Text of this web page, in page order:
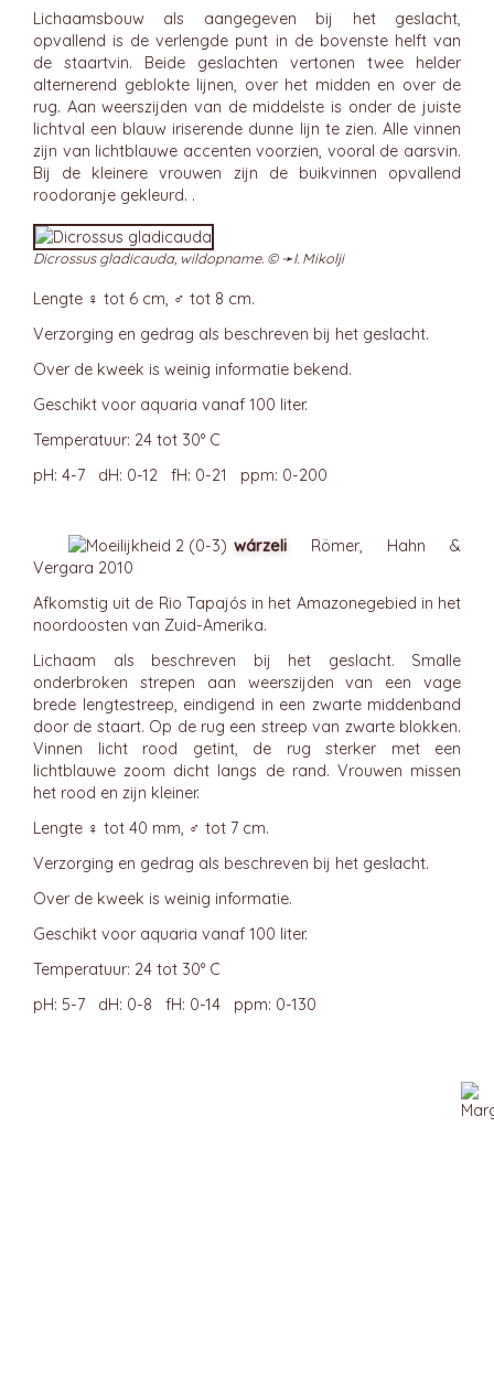
Lichaamsbouw als aangegeven bij het geslacht,
opvallend is de verlengde punt in de bovenste helft van
de staartvin. Beide geslachten vertonen twee helder
alternerend geblokte lijnen, over het midden en over de
rug. Aan weerszijden van de middelste is onder de juiste
lichtval een blauw iriserende dunne lijn te zien. Alle vinnen
zijn van lichtblauwe accenten voorzien, vooral de aarsvin.
Bij de kleinere vrouwen zijn de buikvinnen opvallend
roodoranje gekleurd. .
Dicrossus gladicauda, wildopname. © ➛I. Mikolji
Lengte ♀ tot 6 cm, ♂ tot 8 cm.
Verzorging en gedrag als beschreven bij het geslacht.
Over de kweek is weinig informatie bekend.
Geschikt voor aquaria vanaf 100 liter.
Temperatuur: 24 tot 30° C
pH: 4-7 dH: 0-12 fH: 0-21 ppm: 0-200
wárzeli Römer, Hahn &
Vergara 2010
Afkomstig uit de Rio Tapajós in het Amazonegebied in het
noordoosten van Zuid-Amerika.
Lichaam als beschreven bij het geslacht. Smalle
onderbroken strepen aan weerszijden van een vage
brede lengtestreep, eindigend in een zwarte middenband
door de staart. Op de rug een streep van zwarte blokken.
Vinnen licht rood getint, de rug sterker met een
lichtblauwe zoom dicht langs de rand. Vrouwen missen
het rood en zijn kleiner.
Lengte ♀ tot 40 mm, ♂ tot 7 cm.
Verzorging en gedrag als beschreven bij het geslacht.
Over de kweek is weinig informatie.
Geschikt voor aquaria vanaf 100 liter.
Temperatuur: 24 tot 30° C
pH: 5-7 dH: 0-8 fH: 0-14 ppm: 0-130